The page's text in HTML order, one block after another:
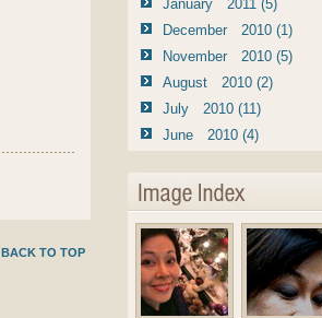
BACK TO TOP
January 2011 (5)
December 2010 (1)
November 2010 (5)
August 2010 (2)
July 2010 (11)
June 2010 (4)